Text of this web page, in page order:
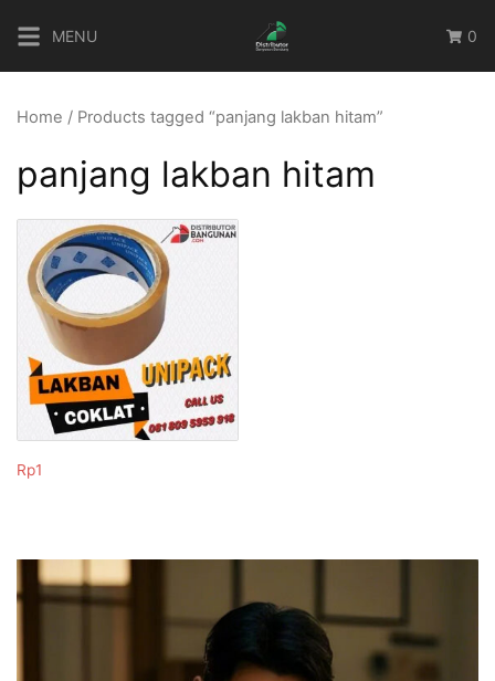
content
MENU 0
Home / Products tagged “panjang lakban hitam”
panjang lakban hitam
Rp1